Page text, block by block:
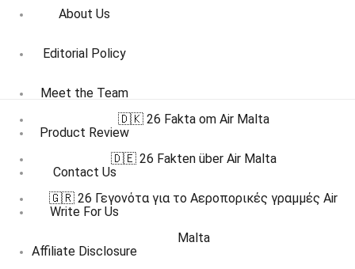
About Us
Editorial Policy
Meet the Team
Product Review
Contact Us
Write For Us
Affiliate Disclosure
🇩🇰 26 Fakta om Air Malta
🇩🇪 26 Fakten über Air Malta
🇬🇷 26 Γεγονότα για το Αεροπορικές γραμμές Air
Malta